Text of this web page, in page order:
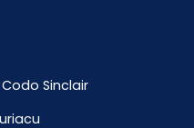
Sinclair